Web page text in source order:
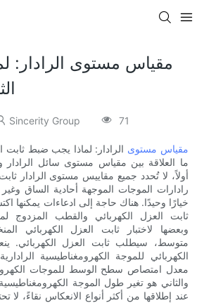
مقياس مستوى الرادار:
Sincerity Group 71
مقياس مستوى
ما العلاقة بين مقياس مستوى سائل الرادار
أولاً، لا تُحدد جميع مقاييس مستوى الرادار
رادارات الموجات الموجهة أحادية الساق وغير
خيارًا وحيدًا. هناك حاجة إلى ادعاءات يمكنها
ثابت العزل الكهربائي والقطب المزدوج
وبعضها لاختبار ثابت العزل الكهربائي
متوسط، سيطلب ثابت العزل الكهربائي.
الكهربائي للموجة الكهرومغناطيسية
معدل امتصاص سطح الوسط للموجات
والثاني هو تغير طول الموجة
عند إطلاقها من أكثر أنواع الانعكاس نقاءً، لا